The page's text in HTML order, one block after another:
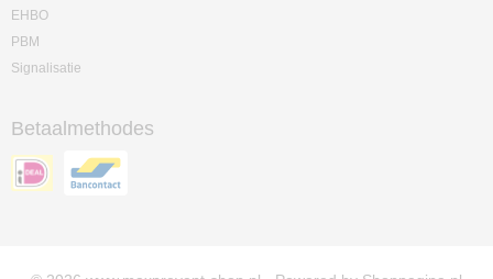
EHBO
PBM
Signalisatie
Betaalmethodes